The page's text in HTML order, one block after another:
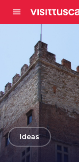
menu
arrow_backIdeas